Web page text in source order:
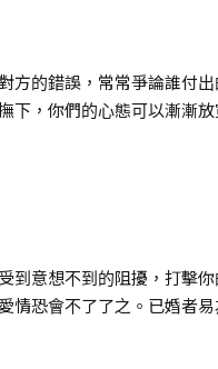
方的錯誤，常常爭論誰付
下，你們的心態可以漸漸放
到意想不到的阻擾，打擊你
情恐會不了了之。已婚者